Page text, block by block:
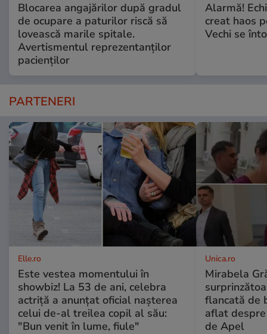
Blocarea angajărilor după gradul
de ocupare a paturilor riscă să
lovească marile spitale.
Avertismentul reprezentanților
pacienților
Alarmă!
creat haos
Vechi se
PARTENERI
Elle.ro
Este vestea momentului în
showbiz! La 53 de ani, celebra
actriță a anunțat oficial nașterea
celui de-al treilea copil al său:
"Bun venit în lume, fiule"
Unica.ro
Mirabela
flancată de
aflat
de Apel